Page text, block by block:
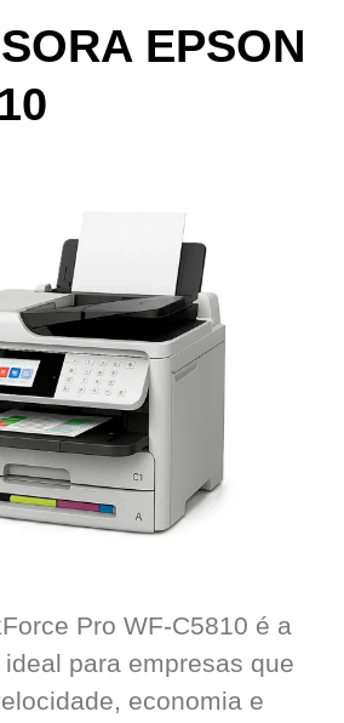
EPSON
Pro WF-C5810 é a
para empresas que
economia e